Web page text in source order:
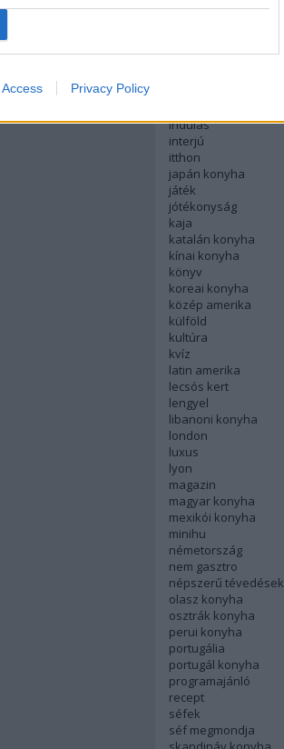
Privacy Policy
francia konyha
holland konyha
indulás
interjú
itthon
japán konyha
játék
jótékonyság
kaja
katalán konyha
kínai konyha
könyv
koreai konyha
közép amerika
külföld
kultúra
kvíz
latin amerika
lecsós kert
lengyel
libanoni konyha
london
luxus
lyon
magazin
magyar konyha
mexikói konyha
minihu
németország
nem gasztro
népszerű tévedések
olasz konyha
osztrák konyha
perui konyha
portugália
portugál konyha
programajánló
recept
séfek
séf megmondja